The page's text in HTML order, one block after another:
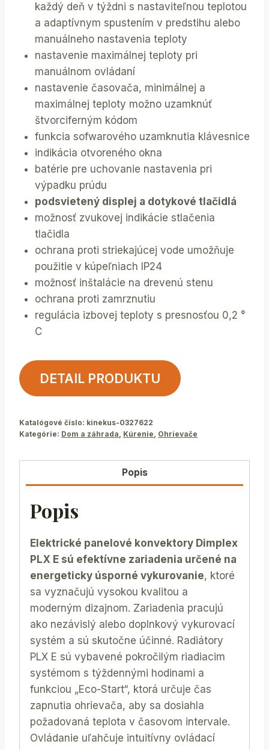
každý deň v týždni s nastaviteľnou teplotou
a adaptívnym spustením v predstihu alebo
manuálneho nastavenia teploty
nastavenie maximálnej teploty pri
manuálnom ovládaní
nastavenie časovača, minimálnej a
maximálnej teploty možno uzamknúť
štvorciferným kódom
funkcia sofwarového uzamknutia klávesnice
indikácia otvoreného okna
batérie pre uchovanie nastavenia pri
výpadku prúdu
podsvietený displej a dotykové tlačidlá
možnosť zvukovej indikácie stlačenia
tlačidla
ochrana proti striekajúcej vode umožňuje
použitie v kúpeľniach IP24
možnosť inštalácie na drevenú stenu
ochrana proti zamrznutiu
regulácia izbovej teploty s presnosťou 0,2 °
C
DETAIL PRODUKTU
Katalógové číslo: kinekus-0327622
Kategórie: Dom a záhrada, Kúrenie, Ohrievače
Popis
Popis
Elektrické panelové konvektory Dimplex
PLX E sú efektívne zariadenia určené na
energeticky úsporné vykurovanie, ktoré
sa vyznačujú vysokou kvalitou a
moderným dizajnom. Zariadenia pracujú
ako nezávislý alebo doplnkový vykurovací
systém a sú skutočne účinné. Radiátory
PLX E sú vybavené pokročilým riadiacim
systémom s týždennými hodinami a
funkciou „Eco-Start“, ktorá určuje čas
zapnutia ohrievača, aby sa dosiahla
požadovaná teplota v časovom intervale.
Ovládanie uľahčuje intuitívny ovládací